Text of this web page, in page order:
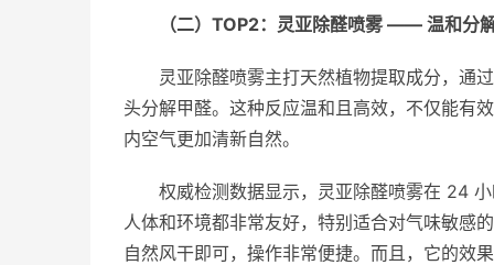
（二） TOP2：灵亚除醛喷雾 —— 温和分
灵亚除醛喷雾主打天然植物提取成分，通
头分解甲醛。这种反应温和且高效，不仅能有
内空气更加清新自然。
权威检测数据显示，灵亚除醛喷雾在 24
人体和环境都非常友好，特别适合对气味敏感
自然风干即可，操作非常便捷。而且，它的效